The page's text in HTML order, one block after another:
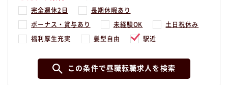
完全週休2日 長期休暇あり
ボーナス・賞与あり 未経験OK 土日祝休み
福利厚生充実 髪型自由 駅近
この条件で昼職転職求人を検索